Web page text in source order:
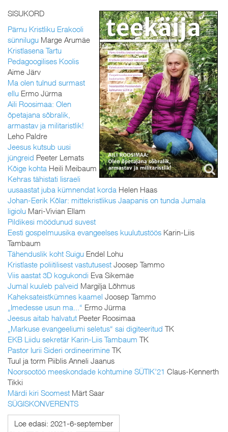
SISUKORD
Pärnu Kristliku Erakooli
sünnilugu Marge Arumäe
Kristlasena Tartu
Pedagoogilises Koolis
Aime Järv
Ma olen tulnud surmast
ellu Ermo Jürma
Aili Roosimaa: Olen
õpetajana sõbralik,
armastav ja militaristlik!
Leho Paldre
Jeesus kutsub uusi
jüngreid Peeter Lemats
Kõige kohta Heili Meibaum
Kehras tähistati Iisraeli
uusaastat juba kümnendat korda Helen Haas
Johan-Eerik Kõlar: mittekristlikus Jaapanis on tunda Jumala
ligiolu Mari-Vivian Ellam
Pildikesi möödunud suvest
Eesti gospelmuusika evangeelses kuulutustöös Karin-Liis
Tambaum
Tähenduslik koht Suigu Endel Lohu
Kristlaste poliitilisest vastutusest Joosep Tammo
Viis aastat 3D kogukondi Eva Sikemäe
Jumal kuuleb palveid Margilja Lõhmus
Kaheksateistkümnes kaamel Joosep Tammo
„Imedesse usun ma...“ Ermo Jürma
Jeesus aitab halvatut Peeter Roosimaa
„Markuse evangeeliumi seletus“ sai digiteeritud TK
EKB Liidu sekretär Karin-Liis Tambaum TK
Pastor Iurii Sideri ordineerimine TK
Tuul ja torm Piiblis Anneli Jaanus
Noorsootöö meeskondade kohtumine SÜTIK’21 Claus-Kennerth
Tikki
Märdi kiri Soomest Märt Saar
SÜGISKONVERENTS
Loe edasi: 2021-6-september